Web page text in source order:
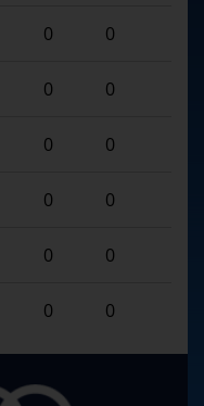
0 0
0 0
0 0
0 0
0 0
0 0